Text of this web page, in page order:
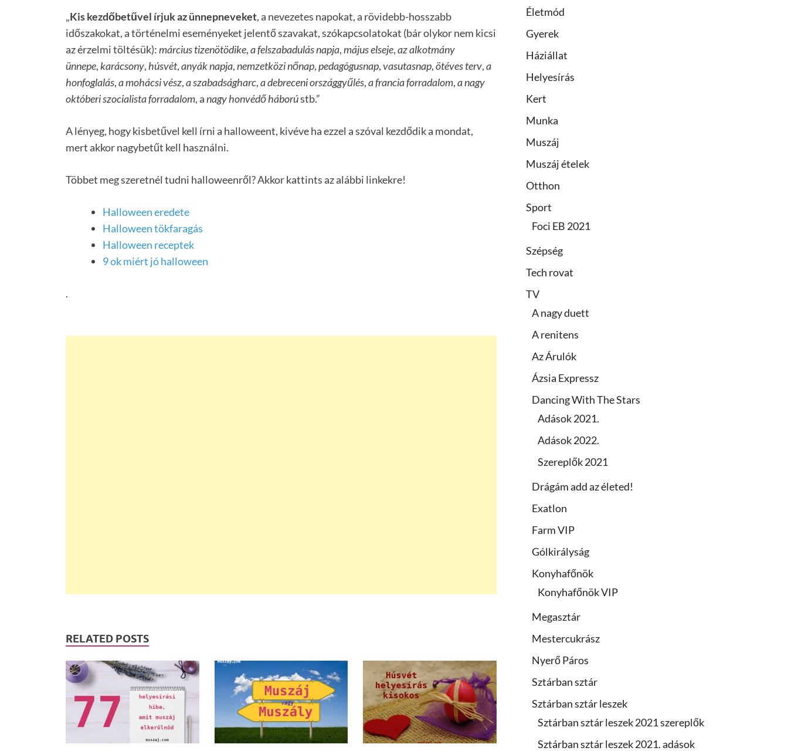
„Kis kezdőbetűvel írjuk az ünnepneveket, a nevezetes napokat, a rövidebb-hosszabb
időszakokat, a történelmi eseményeket jelentő szavakat, szókapcsolatokat (bár olykor nem kicsi
az érzelmi töltésük):március tizenötödike,a felszabadulás napja,május elseje,az alkotmány
ünnepe, karácsony, húsvét,anyák napja,nemzetközi nőnap,pedagógusnap,vasutasnap,ötéves terv,a
honfoglalás,a mohácsi vész,a szabadságharc,a debreceni országgyűlés,a francia forradalom,a nagy
októberi szocialista forradalom, anagy honvédő háborústb.”
A lényeg, hogy kisbetűvel kell írni a halloweent, kivéve ha ezzel a szóval kezdődik a mondat,
mert akkor nagybetűt kell használni.
Többet meg szeretnél tudni halloweenről? Akkor kattints az alábbi linkekre!
Halloween eredete
Halloween tökfaragás
Halloween receptek
9 ok miért jó halloween
.
RELATED POSTS
Életmód
Gyerek
Háziállat
Helyesírás
Kert
Munka
Muszáj
Muszáj ételek
Otthon
Sport
Foci EB 2021
Szépség
Tech rovat
TV
A nagy duett
A renitens
Az Árulók
Ázsia Expressz
Dancing With The Stars
Adások 2021.
Adások 2022.
Szereplők 2021
Drágám add az életed!
Exatlon
Farm VIP
Gólkirályság
Konyhafőnök
Konyhafőnök VIP
Megasztár
Mestercukrász
Nyerő Páros
Sztárban sztár
Sztárban sztár leszek
Sztárban sztár leszek 2021 szereplők
Sztárban sztár leszek 2021. adások